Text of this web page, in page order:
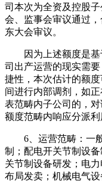
司本次为全资及控股
会、监事会审议通过
东大会审议。
因为上述额度是基
司出产运营的现实需
捷性，本次估计的额
间进行内部调剂，如
表范畴内子公司的，
额度范畴内响应分派利
6、运营范畴：一般
制；配电开关节制设
关节制设备研发；电
布局发卖；机械电气